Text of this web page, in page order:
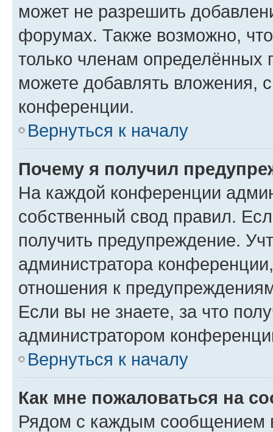
может не разрешить
форумах. Также возможно,
только членам определённых
можете добавлять вложения,
конференции.
Вернуться к началу
Почему я получил
На каждой конференции
собственный свод правил.
получить предупреждение.
администратора
отношения к
Если вы не знаете, за что
администратором
Вернуться к началу
Как мне пожаловаться на
Рядом с каждым сообщением